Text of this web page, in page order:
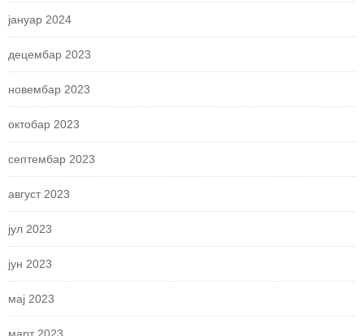
јануар 2024
децембар 2023
новембар 2023
октобар 2023
септембар 2023
август 2023
јул 2023
јун 2023
мај 2023